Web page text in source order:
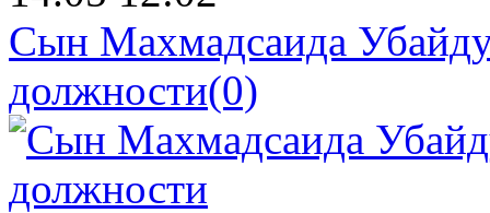
Сын Махмадсаида
должности(0)